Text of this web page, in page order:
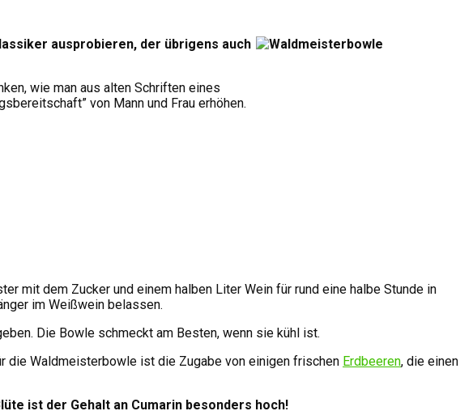
ausprobieren, der übrigens auch
wie man aus alten Schriften eines
von Mann und Frau erhöhen.
mit dem Zucker und einem halben Liter Wein für rund eine halbe Stunde in
im Weißwein belassen.
Die Bowle schmeckt am Besten, wenn sie kühl ist.
die Waldmeisterbowle ist die Zugabe von einigen frischen Erdbeeren, die einen
ist der Gehalt an Cumarin besonders hoch!